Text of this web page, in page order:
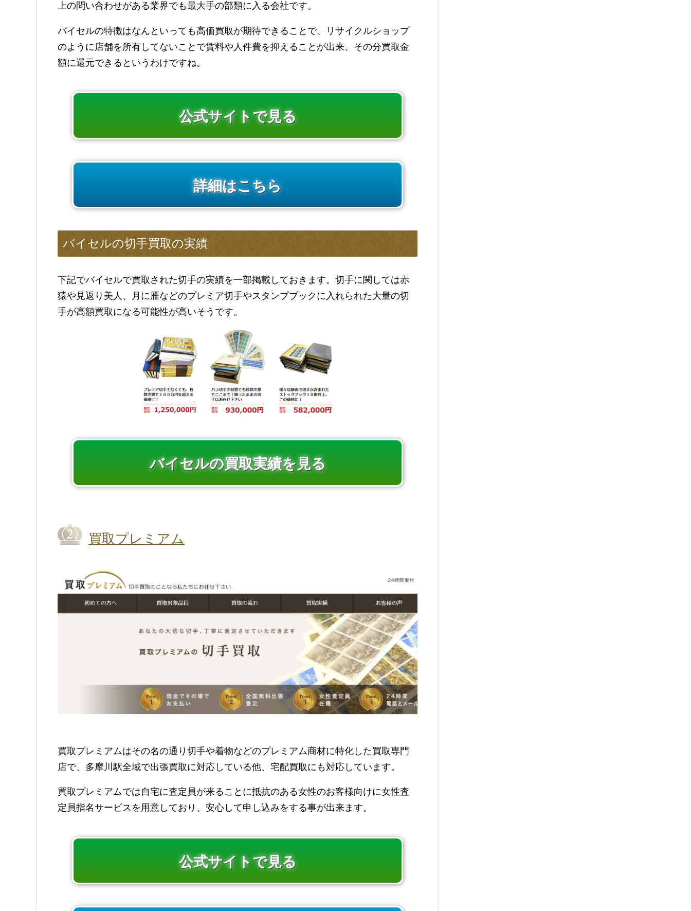
上の問い合わせがある業界でも最大手の部類に入る会社です。
バイセルの特徴はなんといっても高価買取が期待できることで、リサイクルショップ
のように店舗を所有してないことで賃料や人件費を抑えることが出来、その分買取金
額に還元できるというわけですね。
公式サイトで見る
詳細はこちら
バイセルの切手買取の実績
下記でバイセルで買取された切手の実績を一部掲載しておきます。切手に関しては赤
猿や見返り美人、月に雁などのプレミア切手やスタンプブックに入れられた大量の切
手が高額買取になる可能性が高いそうです。
バイセルの買取実績を見る
買取プレミアム
買取プレミアムはその名の通り切手や着物などのプレミアム商材に特化した買取専門
店で、多摩川駅全域で出張買取に対応している他、宅配買取にも対応しています。
買取プレミアムでは自宅に査定員が来ることに抵抗のある女性のお客様向けに女性査
定員指名サービスを用意しており、安心して申し込みをする事が出来ます。
公式サイトで見る